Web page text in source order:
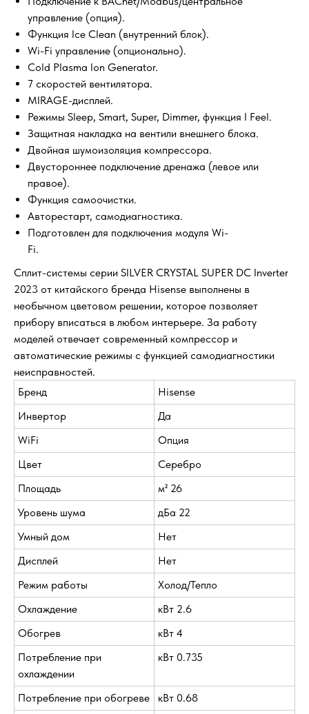
управление (опция).
Функция Ice Clean (внутренний блок).
Wi-Fi управление (опционально).
Cold Plasma Ion Generator.
7 скоростей вентилятора.
MIRAGE-дисплей.
Режимы Sleep, Smart, Super, Dimmer, функция I Feel.
Защитная накладка на вентили внешнего блока.
Двойная шумоизоляция компрессора.
Двустороннее подключение дренажа (левое или
правое).
Функция самоочистки.
Авторестарт, самодиагностика.
Подготовлен для подключения модуля Wi-
Fi.
Сплит-системы серии SILVER CRYSTAL SUPER DC Inverter
2023 от китайского бренда Hisense выполнены в
необычном цветовом решении, которое позволяет
прибору вписаться в любом интерьере. За работу
моделей отвечает современный компрессор и
автоматические режимы с функцией самодиагностики
неисправностей.
Бренд
Hisense
Инвертор
Да
WiFi
Опция
Цвет
Серебро
Площадь
м² 26
Уровень шума
дБа 22
Умный дом
Нет
Дисплей
Нет
Режим работы
Холод/Тепло
Охлаждение
кВт 2.6
Обогрев
кВт 4
Потребление при
охлаждении
кВт 0.735
Потребление при обогреве кВт 0.68